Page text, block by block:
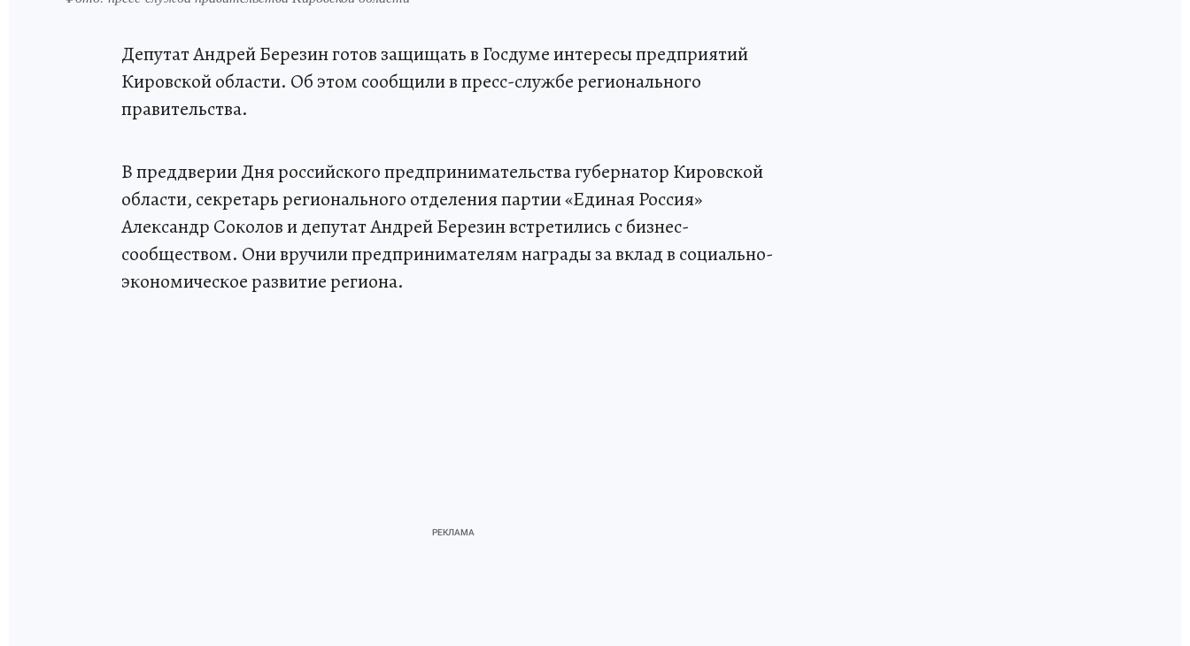
Депутат Андрей Березин готов защищать в Госдуме интересы предприятий
Кировской области. Об этом сообщили в пресс-службе регионального
правительства.
В преддверии Дня российского предпринимательства губернатор Кировской
области, секретарь регионального отделения партии «Единая Россия»
Александр Соколов и депутат Андрей Березин встретились с бизнес-
сообществом. Они вручили предпринимателям награды за вклад в социально-
экономическое развитие региона.